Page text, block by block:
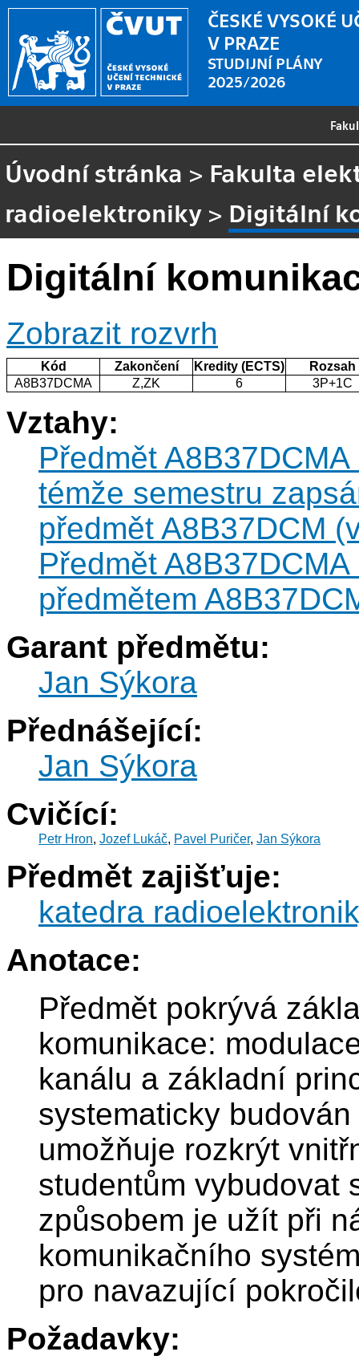
ČESKÉ VYSOKÉ
V PRAZE
STUDIJNÍ PLÁNY
2025/2026
Úvodní stránka > Fakulta
radioelektroniky > Digitální
Digitální
Zobrazit rozvrh
Kód Zakončení Kredity (ECTS)
Rozsah
A8B37DCMA
Z,ZK 6 3P+1C
Vztahy:
Předmět
témže semestru
předmět A8B37DCM
Předmět
předmětem
Garant předmětu:
Jan Sýkora
Přednášející:
Jan Sýkora
Cvičící:
Petr Hron, Jozef Lukáč, Pavel Puričer, Jan Sýkora
Předmět zajišťuje:
katedra
Anotace:
Předmět pokrývá
komunikace:
kanálu a základní
systematicky
umožňuje rozkrýt
studentům vybudovat
způsobem je užít při
komunikačního
pro navazující
Požadavky: